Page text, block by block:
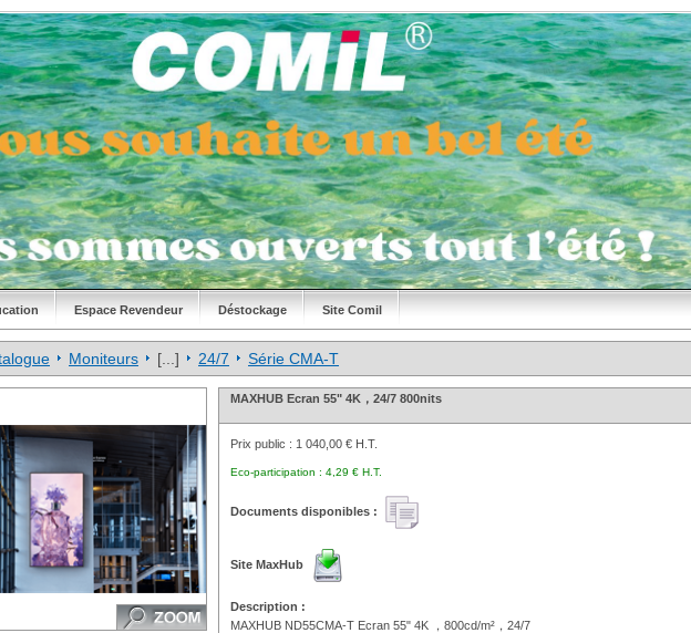
Espace Revendeur Déstockage Site Comil
Moniteurs [...] 24/7 Série CMA-T
MAXHUB Ecran 55" 4K，24/7 800nits
Prix public : 1 040,00 € H.T.
Eco-participation : 4,29 € H.T.
Documents disponibles :
Site MaxHub
Description :
MAXHUB ND55CMA-T Ecran 55" 4K ，800cd/m²，24/7